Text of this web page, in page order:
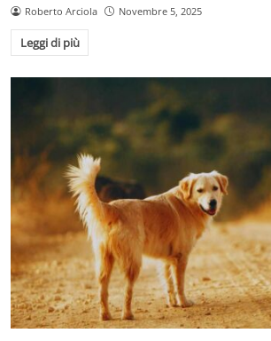
Roberto Arciola Novembre 5, 2025
Leggi di più